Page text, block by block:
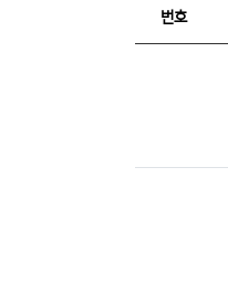
번호